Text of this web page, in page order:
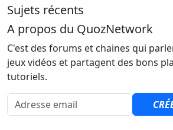
Sujets récents
A propos du QuozNetwork
C'est des forums et chaines qui
jeux vidéos et partagent des bons
tutoriels.
Adresse email